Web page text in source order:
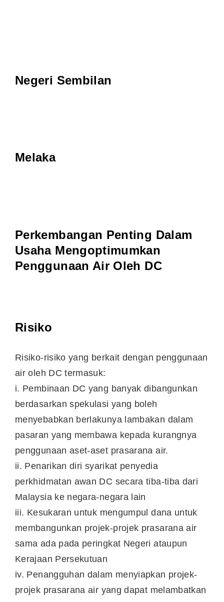
Negeri Sembilan
Melaka
Perkembangan Penting Dalam
Usaha Mengoptimumkan
Penggunaan Air Oleh DC
Risiko
Risiko-risiko yang berkait dengan penggunaan
air oleh DC termasuk:
i. Pembinaan DC yang banyak dibangunkan
berdasarkan spekulasi yang boleh
menyebabkan berlakunya lambakan dalam
pasaran yang membawa kepada kurangnya
penggunaan aset-aset prasarana air.
ii. Penarikan diri syarikat penyedia
perkhidmatan awan DC secara tiba-tiba dari
Malaysia ke negara-negara lain
iii. Kesukaran untuk mengumpul dana untuk
membangunkan projek-projek prasarana air
sama ada pada peringkat Negeri ataupun
Kerajaan Persekutuan
iv. Penangguhan dalam menyiapkan projek-
projek prasarana air yang dapat melambatkan